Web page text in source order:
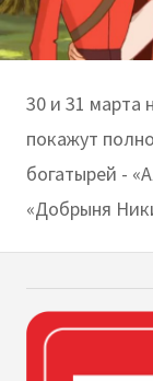
30 и 31 марта
покажут
богатырей -
«Добрыня